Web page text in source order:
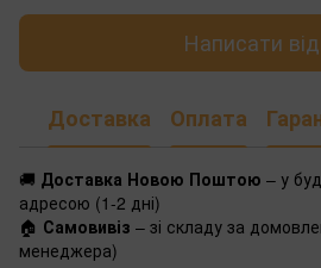
Написати
Доставка Оплата
🚚 Доставка Новою Поштою – у
адресою (1-2 дні)
🏠 Самовивіз – зі складу за
менеджера)